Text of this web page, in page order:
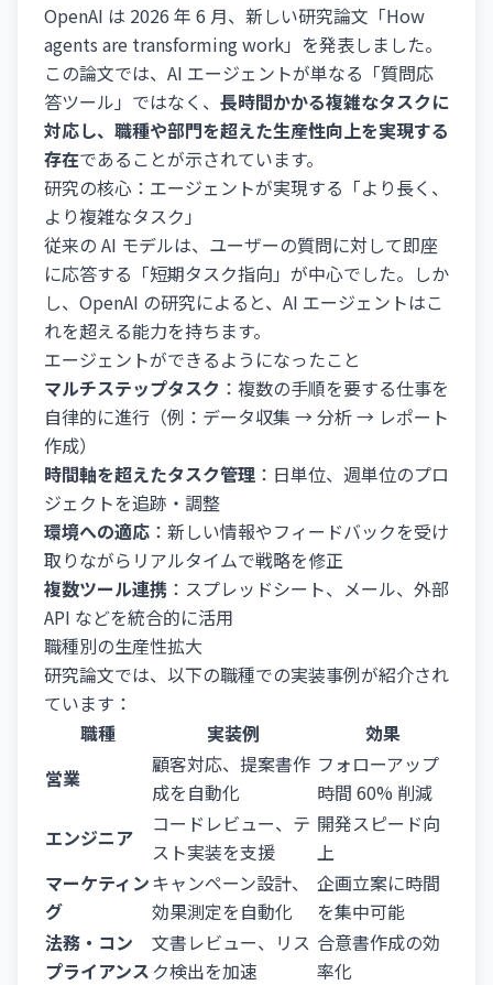
OpenAI は 2026 年 6 月、新しい研究論文「How
agents are transforming work」を発表しました。
この論文では、AI エージェントが単なる「質問応
答ツール」ではなく、 長時間かかる複雑なタスクに
対応し、職種や部門を超えた生産性向上を実現する
存在であることが示されています。
研究の核心：エージェントが実現する「より長く、
より複雑なタスク」
従来の AI モデルは、ユーザーの質問に対して即座
に応答する「短期タスク指向」が中心でした。しか
し、OpenAI の研究によると、AI エージェントはこ
れを超える能力を持ちます。
エージェントができるようになったこと
マルチステップタスク ：複数の手順を要する仕事を
自律的に進行（例：データ収集 → 分析 → レポート
作成）
時間軸を超えたタスク管理 ：日単位、週単位のプロ
ジェクトを追跡・調整
環境への適応 ：新しい情報やフィードバックを受け
取りながらリアルタイムで戦略を修正
複数ツール連携 ：スプレッドシート、メール、外部
API などを統合的に活用
職種別の生産性拡大
研究論文では、以下の職種での実装事例が紹介され
ています：
職種
実装例
効果
営業
顧客対応、提案書作
成を自動化
フォローアップ
時間 60% 削減
エンジニア
コードレビュー、テ
スト実装を支援
開発スピード向
上
マーケティン
グ
キャンペーン設計、
効果測定を自動化
企画立案に時間
を集中可能
法務・コン
プライアンス
文書レビュー、リス
ク検出を加速
合意書作成の効
率化